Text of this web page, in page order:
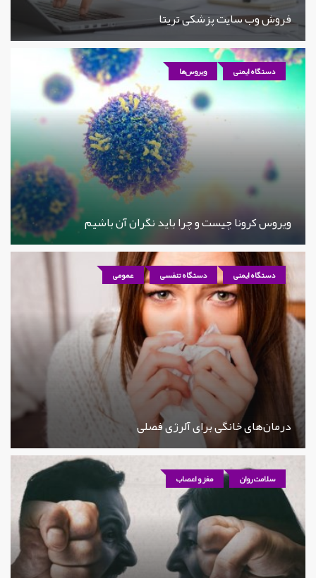
فروش وب سایت پزشکی تریتا
دستگاه ایمنی ویروس‌ها
ویروس کرونا چیست و چرا باید نگران آن باشیم
دستگاه ایمنی دستگاه تنفسی عمومی
درمان‌های خانگی برای آلرژی فصلی
سلامت روان مغز و اعصاب